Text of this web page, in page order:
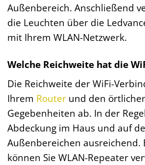
Außenbereich. Anschließend
die Leuchten über die
mit Ihrem WLAN-Netzwerk.
Welche Reichweite hat die
Die Reichweite der WiFi-
Ihrem Router und den
Gegebenheiten ab. In der
Abdeckung im Haus und auf
Außenbereichen ausreichend.
können Sie WLAN-Repeater